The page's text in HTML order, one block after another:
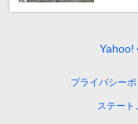
Yahoo!
プライバシー
ステート